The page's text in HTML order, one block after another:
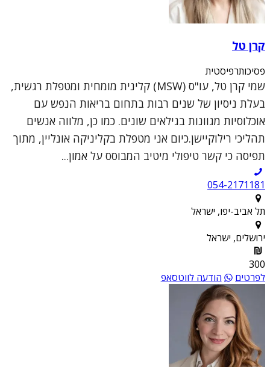
קרן טל
פסיכותרפיסטית
שמי קרן טל, עו"ס (MSW) קלינית מומחית ומטפלת רגשית,
בעלת ניסיון של שנים רבות בתחום בריאות הנפש עם
אוכלוסיות מגוונות בגילאים שונים. כמו כן, מלווה אנשים
תהליכי רילוקיישן.כיום אני מטפלת בקליניקה אונליין, מתוך
תפיסה כי קשר טיפולי מיטיב המבוסס על אמון...
054-2171181
תל אביב-יפו, ישראל
ירושלים, ישראל
300
לפרטים
הודעה לווטסאפ